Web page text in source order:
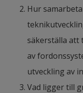
million tons,
energy
management. In
will be close to
increasingly
market
Hur
säkerställa
av
utveckling av
Vad ligger till